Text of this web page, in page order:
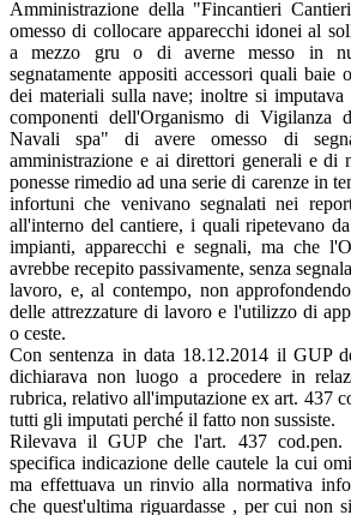
Amministrazione della "Fincantieri
omesso di collocare apparecchi idonei al
a mezzo gru o di averne messo in
segnatamente appositi accessori quali baie
dei materiali sulla nave; inoltre si
componenti dell'Organismo di Vigilanza
Navali spa" di avere omesso di
amministrazione e ai direttori generali e di
ponesse rimedio ad una serie di carenze in
infortuni che venivano segnalati nei
all'interno del cantiere, i quali ripetevano
impianti, apparecchi e segnali, ma che
avrebbe recepito passivamente, senza
lavoro, e, al contempo, non
delle attrezzature di lavoro e l'utilizzo di
o ceste.
Con sentenza in data 18.12.2014 il GUP
dichiarava non luogo a procedere in
rubrica, relativo all'imputazione ex art. 437
tutti gli imputati perché il fatto non sussiste.
Rilevava il GUP che l'art. 437 cod.pen.
specifica indicazione delle cautele la cui
ma effettuava un rinvio alla normativa
che quest'ultima riguardasse , per cui non